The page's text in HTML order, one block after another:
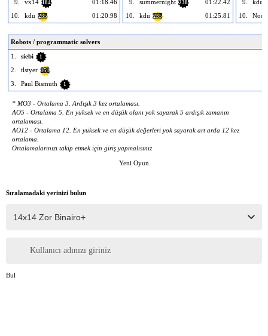
9.
vx14 184
01:18.46
10.
kdu 235 01:20.98
9.
summernight 238
01:22.42
10.
kdu 235 01:25.81
9.
kdu
10.
Robots / programmatic solvers
1.
siebi 1
2. tlstyer 151
3. Paul Bismuth 1
* MO3 - Ortalama 3. Ardışık 3 kez ortalaması.
AO5 - Ortalama 5. En yüksek ve en düşük olanı yok sayarak 5 ardışık zamanın
ortalaması.
AO12 - Ortalama 12. En yüksek ve en düşük değerleri yok sayarak art arda 12 kez
ortalama.
Ortalamalarınızı takip etmek için giriş yapmalısınız
Yeni Oyun
Sıralamadaki yerinizi bulun
Kullanıcı adınızı giriniz
Bul